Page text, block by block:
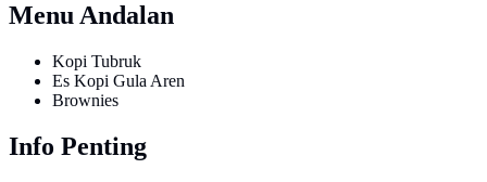
Menu Andalan
Kopi Tubruk
Es Kopi Gula Aren
Brownies
Info Penting